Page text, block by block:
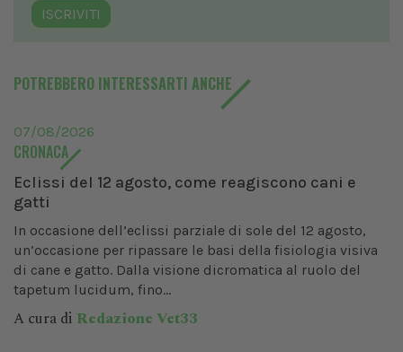
ISCRIVITI
POTREBBERO INTERESSARTI ANCHE
07/08/2026
CRONACA
Eclissi del 12 agosto, come reagiscono cani e
gatti
In occasione dell’eclissi parziale di sole del 12 agosto,
un’occasione per ripassare le basi della fisiologia visiva
di cane e gatto. Dalla visione dicromatica al ruolo del
tapetum lucidum, fino...
A cura di Redazione Vet33